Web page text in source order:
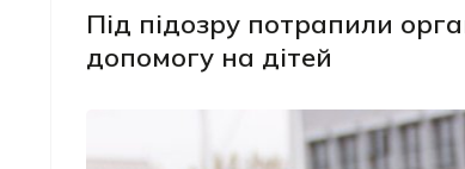
Під підозру потрапили
допомогу на дітей